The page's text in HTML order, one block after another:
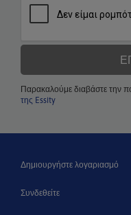
Παρακαλούμε διαβάστε την
της Essity
Δημιουργήστε λογαριασμό
Συνδεθείτε